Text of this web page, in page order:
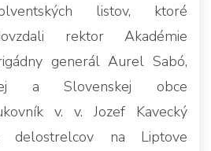
listov, ktoré
rektor Akadémie
generál Aurel Sabó,
a Slovenskej obce
v. v. Jozef Kavecký
delostrelcov na Liptove